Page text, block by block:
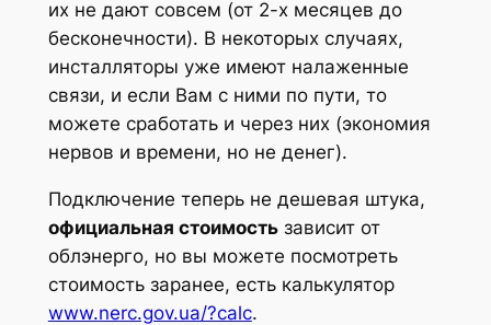
их не дают совсем (от 2-х месяцев до
бесконечности). В некоторых случаях,
инсталляторы уже имеют налаженные
связи, и если Вам с ними по пути, то
можете сработать и через них (экономия
нервов и времени, но не денег).
Подключение теперь не дешевая штука,
официальная стоимостьзависит от
облэнерго, но вы можете посмотреть
стоимость заранее, есть калькулятор
www.nerc.gov.ua/?calc.